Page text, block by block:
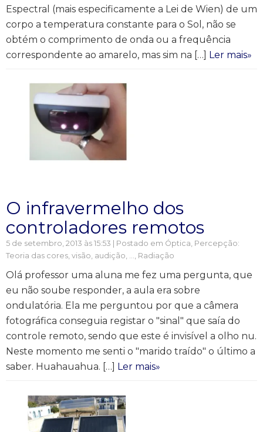
Espectral (mais especificamente a Lei de Wien) de um
corpo a temperatura constante para o Sol, não se
obtém o comprimento de onda ou a frequência
correspondente ao amarelo, mas sim na […] Ler mais»
O infravermelho dos
controladores remotos
5 de setembro, 2013 às 15:53 | Postado em Óptica, Percepção:
Teoria das cores, visão, audição, ..., Radiação
Olá professor uma aluna me fez uma pergunta, que
eu não soube responder, a aula era sobre
ondulatória. Ela me perguntou por que a câmera
fotográfica conseguia registar o "sinal" que saía do
controle remoto, sendo que este é invisível a olho nu.
Neste momento me senti o "marido traído" o último a
saber. Huahauahua. […] Ler mais»